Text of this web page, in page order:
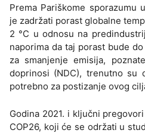
Prema Pariškome sporazumu
je zadržati porast globalne
2 °C u odnosu na
naporima da taj porast bude
za smanjenje emisija,
doprinosi (NDC), trenutno su
potrebno za postizanje ovog
Godina 2021. i ključni
COP26, koji će se održati u